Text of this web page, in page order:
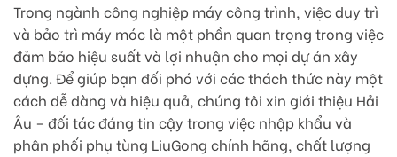
Trong ngành công nghiệp máy công trình, việc duy trì
và bảo trì máy móc là một phần quan trọng trong việc
đảm bảo hiệu suất và lợi nhuận cho mọi dự án xây
dựng. Để giúp bạn đối phó với các thách thức này một
cách dễ dàng và hiệu quả, chúng tôi xin giới thiệu Hải
Âu – đối tác đáng tin cậy trong việc nhập khẩu và
phân phối phụ tùng LiuGong chính hãng, chất lượng